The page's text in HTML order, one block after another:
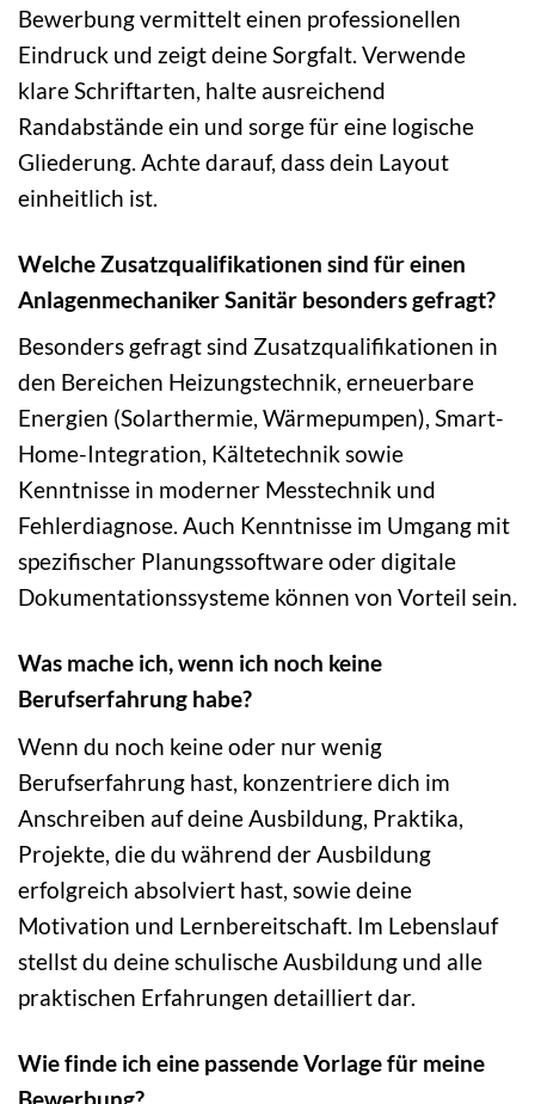
Bewerbung vermittelt einen professionellen
Eindruck und zeigt deine Sorgfalt. Verwende
klare Schriftarten, halte ausreichend
Randabstände ein und sorge für eine logische
Gliederung. Achte darauf, dass dein Layout
einheitlich ist.
Welche Zusatzqualifikationen sind für einen
Anlagenmechaniker Sanitär besonders gefragt?
Besonders gefragt sind Zusatzqualifikationen in
den Bereichen Heizungstechnik, erneuerbare
Energien (Solarthermie, Wärmepumpen), Smart-
Home-Integration, Kältetechnik sowie
Kenntnisse in moderner Messtechnik und
Fehlerdiagnose. Auch Kenntnisse im Umgang mit
spezifischer Planungssoftware oder digitale
Dokumentationssysteme können von Vorteil sein.
Was mache ich, wenn ich noch keine
Berufserfahrung habe?
Wenn du noch keine oder nur wenig
Berufserfahrung hast, konzentriere dich im
Anschreiben auf deine Ausbildung, Praktika,
Projekte, die du während der Ausbildung
erfolgreich absolviert hast, sowie deine
Motivation und Lernbereitschaft. Im Lebenslauf
stellst du deine schulische Ausbildung und alle
praktischen Erfahrungen detailliert dar.
Wie finde ich eine passende Vorlage für meine
Bewerbung?